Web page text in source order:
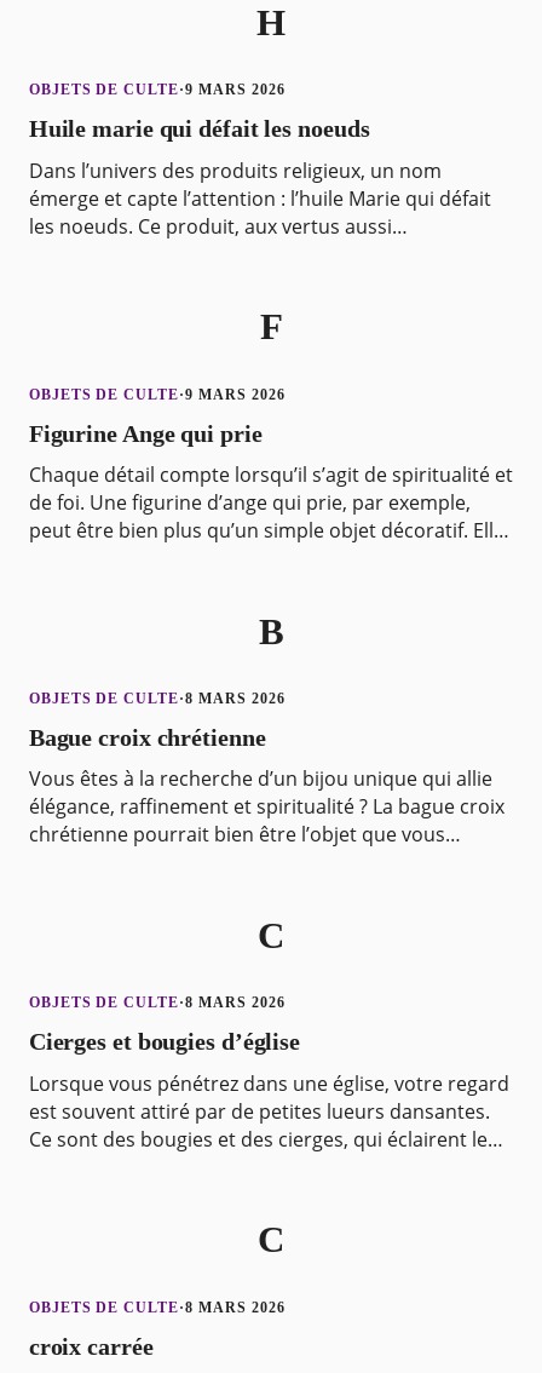
H
OBJETS DE CULTE·9 MARS 2026
Huile marie qui défait les noeuds
Dans l’univers des produits religieux, un nom
émerge et capte l’attention : l’huile Marie qui défait
les noeuds. Ce produit, aux vertus aussi
F
OBJETS DE CULTE·9 MARS 2026
Figurine Ange qui prie
Chaque détail compte lorsqu’il s’agit de spiritualité et
de foi. Une figurine d’ange qui prie, par exemple,
peut être bien plus qu’un simple objet décoratif. Elle
B
OBJETS DE CULTE·8 MARS 2026
Bague croix chrétienne
Vous êtes à la recherche d’un bijou unique qui allie
élégance, raffinement et spiritualité ? La bague croix
chrétienne pourrait bien être l’objet que vous
C
OBJETS DE CULTE·8 MARS 2026
Cierges et bougies d’église
Lorsque vous pénétrez dans une église, votre regard
est souvent attiré par de petites lueurs dansantes.
Ce sont des bougies et des cierges, qui éclairent le
C
OBJETS DE CULTE·8 MARS 2026
croix carrée